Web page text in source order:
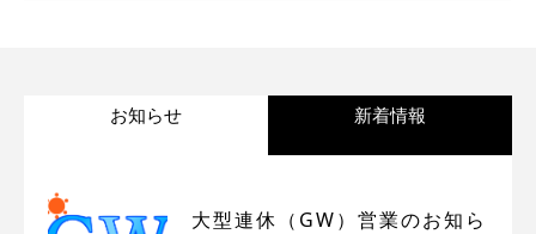
スタッフ
お知らせ 新着情報
大型連休（GW）営業のお知ら